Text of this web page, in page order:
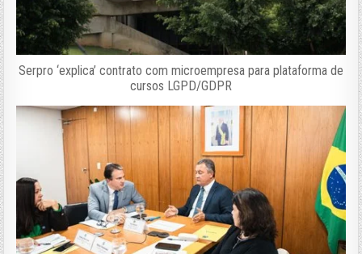
Serpro ‘explica’ contrato com microempresa para plataforma de
cursos LGPD/GDPR